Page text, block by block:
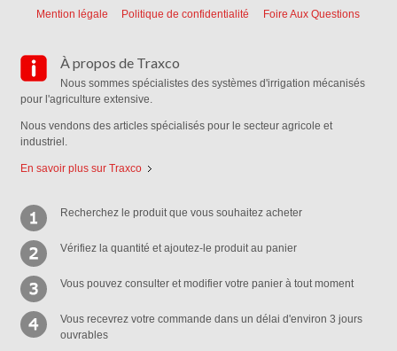
Mention légale Politique de confidentialité Foire Aux Questions
À propos de Traxco
Nous sommes spécialistes des systèmes d'irrigation mécanisés
pour l'agriculture extensive.
Nous vendons des articles spécialisés pour le secteur agricole et
industriel.
En savoir plus sur Traxco
Recherchez le produit que vous souhaitez acheter
Vérifiez la quantité et ajoutez-le produit au panier
Vous pouvez consulter et modifier votre panier à tout moment
Vous recevrez votre commande dans un délai d'environ 3 jours
ouvrables